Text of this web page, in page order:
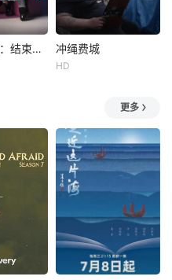
心跳漏一拍：结束在一声嗨 冲绳费城
HD
更多